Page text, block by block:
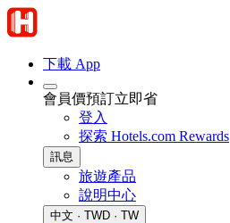
下載 App
會員價預訂立即省
登入
探索 Hotels.com Rewards
訊息
旅遊產品
說明中心
中文 · TWD · TW